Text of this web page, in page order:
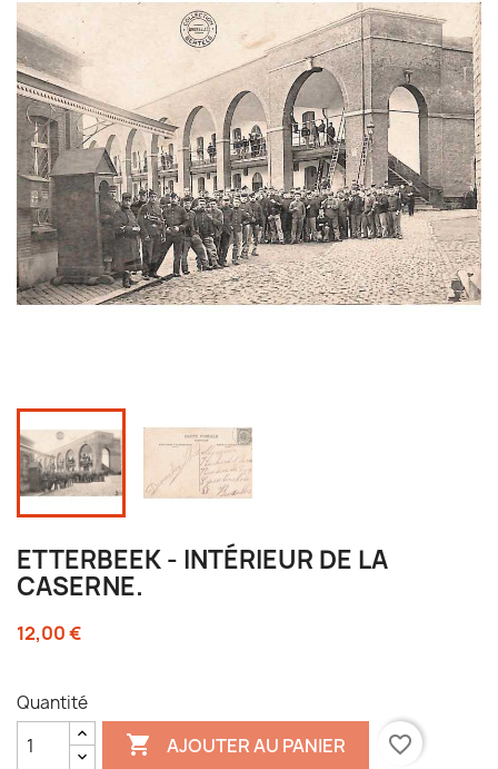
ETTERBEEK - INTÉRIEUR DE LA
CASERNE.
12,00 €
Quantité
 AJOUTER AU PANIER favorite_border